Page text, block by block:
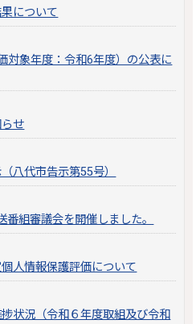
について
対象年度：令和6年度）の公表に
せ
八代市告示第55号）
組審議会を開催しました。
人情報保護評価について
状況（令和６年度取組及び令和